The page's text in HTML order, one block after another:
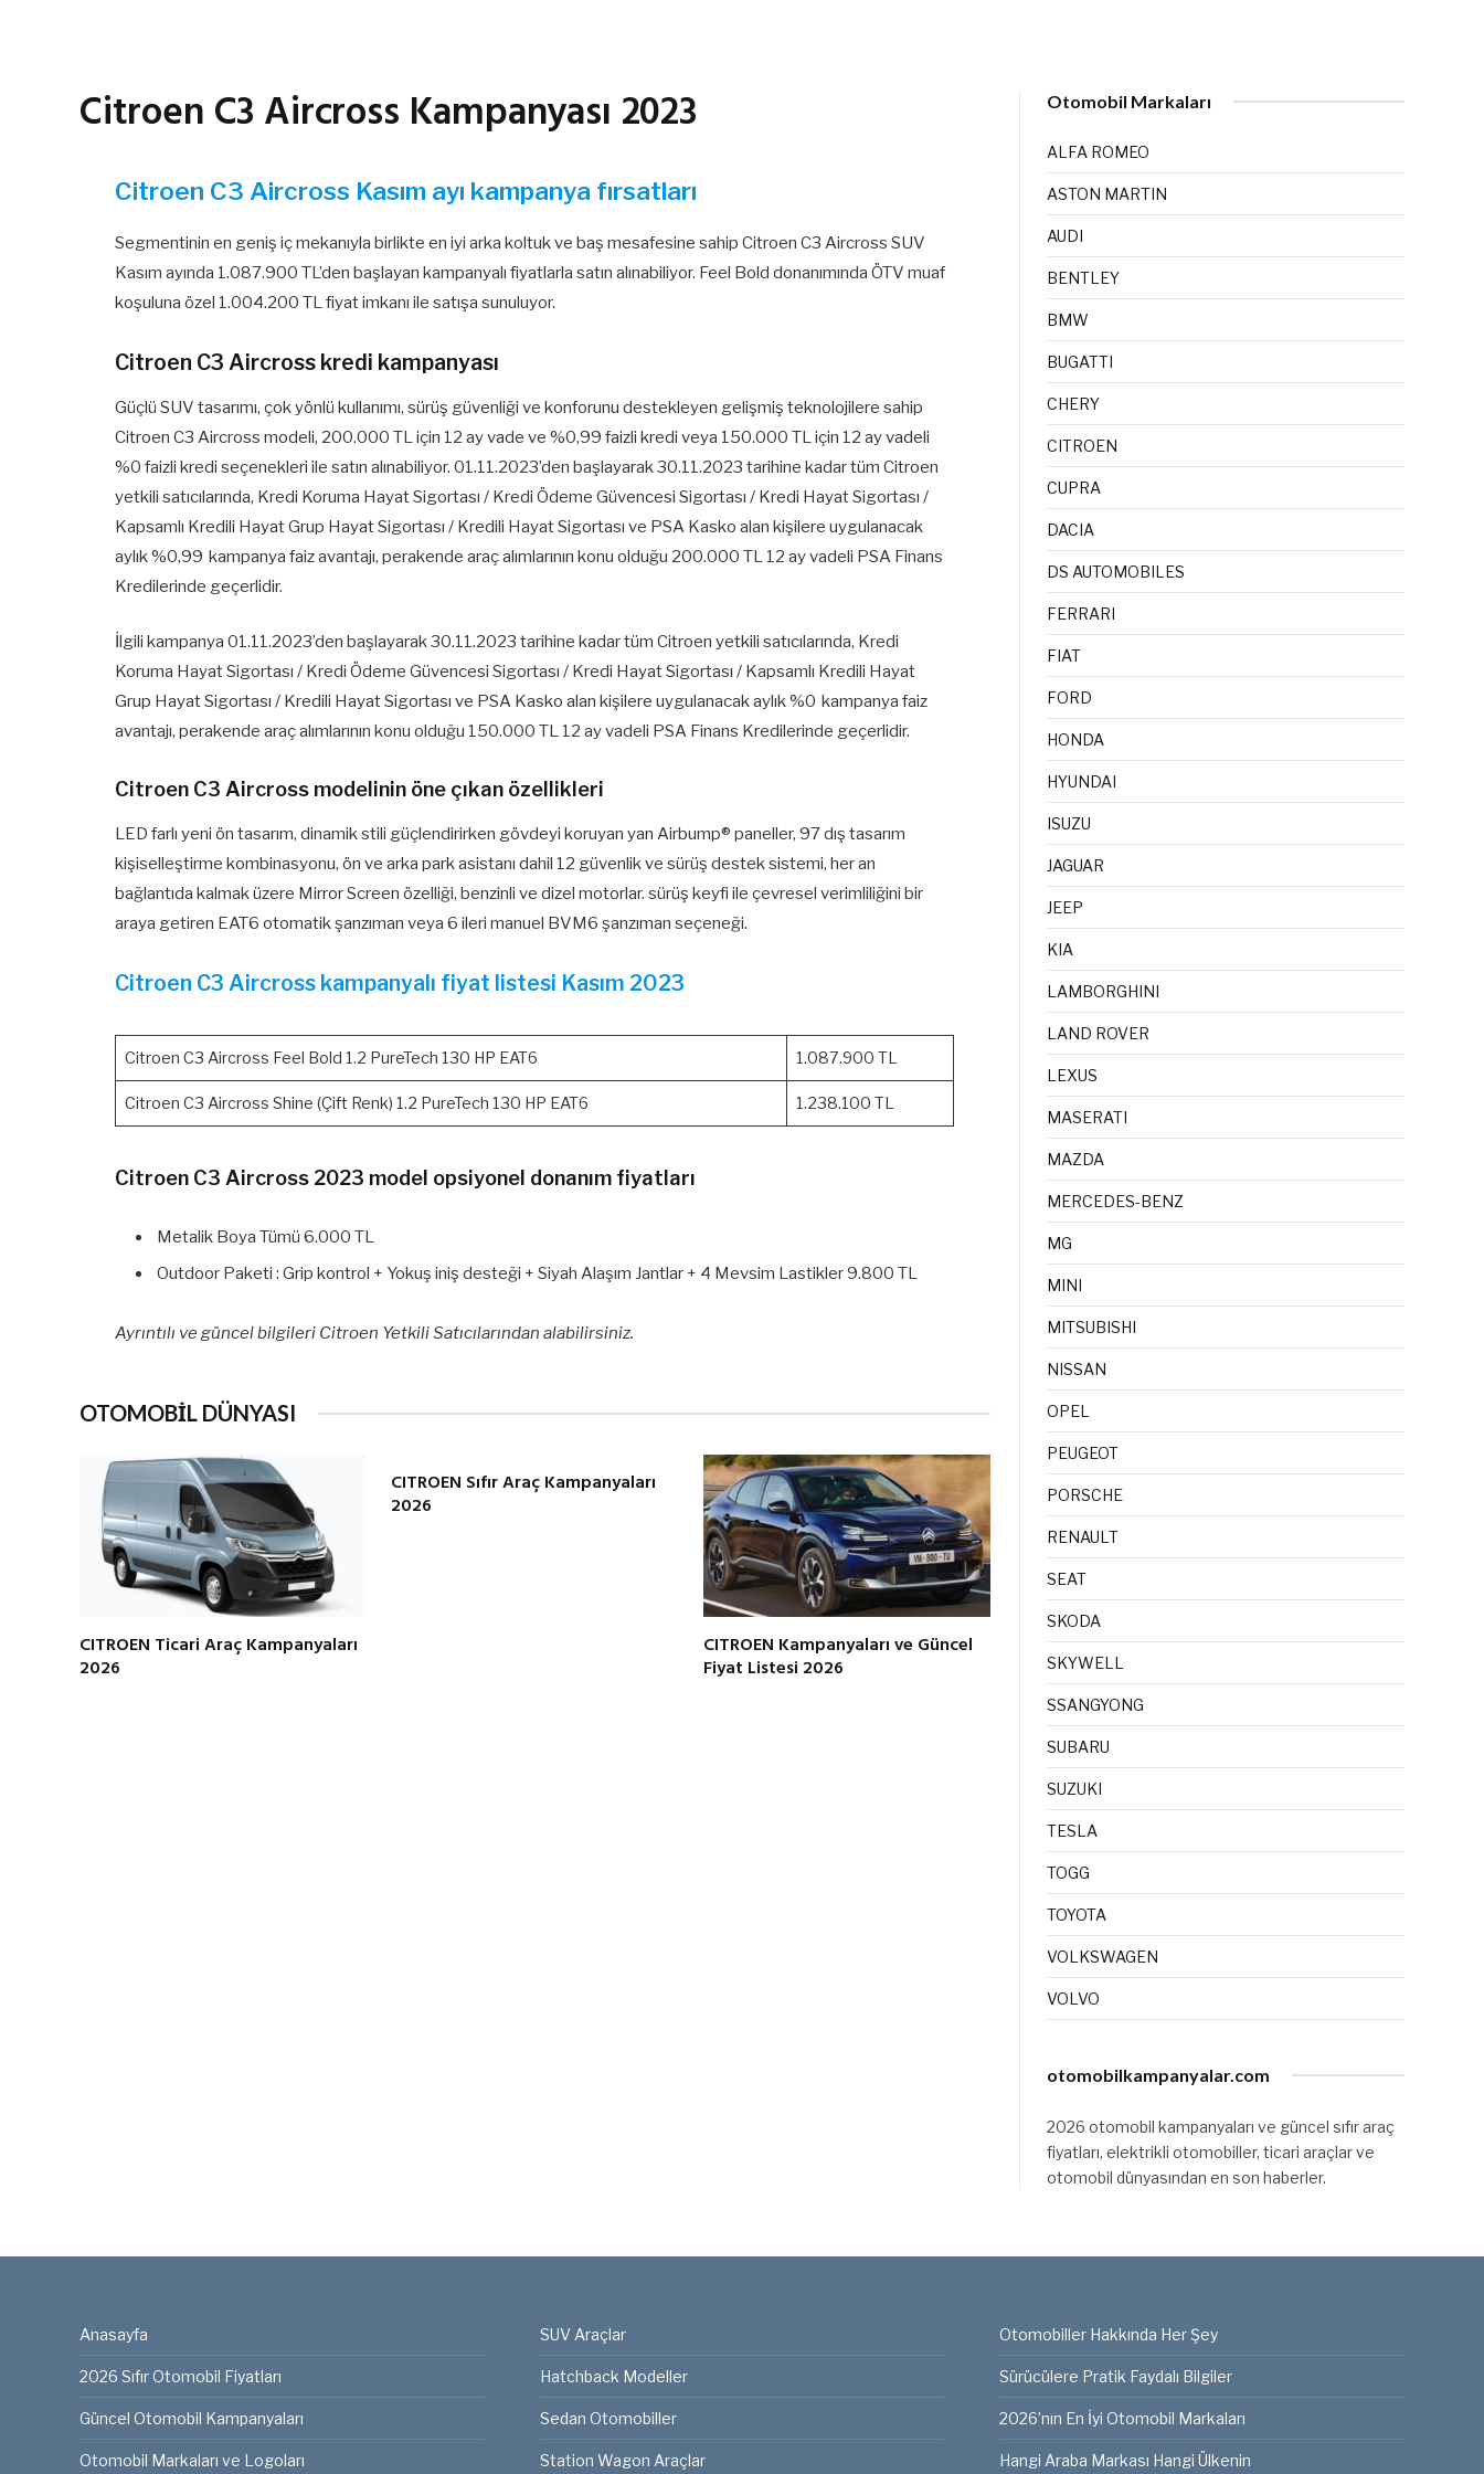
Citroen C3 Aircross Kampanyası 2023
Citroen C3 Aircross Kasım ayı kampanya fırsatları
Segmentinin en geniş iç mekanıyla birlikte en iyi arka koltuk ve baş mesafesine sahip Citroen C3 Aircross SUV
Kasım ayında 1.087.900 TL’den başlayan kampanyalı fiyatlarla satın alınabiliyor. Feel Bold donanımında ÖTV muaf
koşuluna özel 1.004.200 TL fiyat imkanı ile satışa sunuluyor.
Citroen C3 Aircross kredi kampanyası
Güçlü SUV tasarımı, çok yönlü kullanımı, sürüş güvenliği ve konforunu destekleyen gelişmiş teknolojilere sahip
Citroen C3 Aircross modeli, 200.000 TL için 12 ay vade ve %0,99 faizli kredi veya 150.000 TL için 12 ay vadeli
%0 faizli kredi seçenekleri ile satın alınabiliyor. 01.11.2023’den başlayarak 30.11.2023 tarihine kadar tüm Citroen
yetkili satıcılarında, Kredi Koruma Hayat Sigortası / Kredi Ödeme Güvencesi Sigortası / Kredi Hayat Sigortası /
Kapsamlı Kredili Hayat Grup Hayat Sigortası / Kredili Hayat Sigortası ve PSA Kasko alan kişilere uygulanacak
aylık %0,99 kampanya faiz avantajı, perakende araç alımlarının konu olduğu 200.000 TL 12 ay vadeli PSA Finans
Kredilerinde geçerlidir.
İlgili kampanya 01.11.2023’den başlayarak 30.11.2023 tarihine kadar tüm Citroen yetkili satıcılarında, Kredi
Koruma Hayat Sigortası / Kredi Ödeme Güvencesi Sigortası / Kredi Hayat Sigortası / Kapsamlı Kredili Hayat
Grup Hayat Sigortası / Kredili Hayat Sigortası ve PSA Kasko alan kişilere uygulanacak aylık %0 kampanya faiz
avantajı, perakende araç alımlarının konu olduğu 150.000 TL 12 ay vadeli PSA Finans Kredilerinde geçerlidir.
Citroen C3 Aircross modelinin öne çıkan özellikleri
LED farlı yeni ön tasarım, dinamik stili güçlendirirken gövdeyi koruyan yan Airbump® paneller, 97 dış tasarım
kişiselleştirme kombinasyonu, ön ve arka park asistanı dahil 12 güvenlik ve sürüş destek sistemi, her an
bağlantıda kalmak üzere Mirror Screen özelliği, benzinli ve dizel motorlar. sürüş keyfi ile çevresel verimliliğini bir
araya getiren EAT6 otomatik şanzıman veya 6 ileri manuel BVM6 şanzıman seçeneği.
Citroen C3 Aircross kampanyalı fiyat listesi Kasım 2023
Citroen C3 Aircross Feel Bold 1.2 PureTech 130 HP EAT6 1.087.900 TL
Citroen C3 Aircross Shine (Çift Renk) 1.2 PureTech 130 HP EAT6 1.238.100 TL
Citroen C3 Aircross 2023 model opsiyonel donanım fiyatları
Metalik Boya Tümü 6.000 TL
Outdoor Paketi : Grip kontrol + Yokuş iniş desteği + Siyah Alaşım Jantlar + 4 Mevsim Lastikler 9.800 TL
Ayrıntılı ve güncel bilgileri Citroen Yetkili Satıcılarından alabilirsiniz.
OTOMOBİL DÜNYASI
CITROEN Ticari Araç Kampanyaları
2026
CITROEN Sıfır Araç Kampanyaları
2026
CITROEN Kampanyaları ve Güncel
Fiyat Listesi 2026
Otomobil Markaları
ALFA ROMEO
ASTON MARTIN
AUDI
BENTLEY
BMW
BUGATTI
CHERY
CITROEN
CUPRA
DACIA
DS AUTOMOBILES
FERRARI
FIAT
FORD
HONDA
HYUNDAI
ISUZU
JAGUAR
JEEP
KIA
LAMBORGHINI
LAND ROVER
LEXUS
MASERATI
MAZDA
MERCEDES-BENZ
MG
MINI
MITSUBISHI
NISSAN
OPEL
PEUGEOT
PORSCHE
RENAULT
SEAT
SKODA
SKYWELL
SSANGYONG
SUBARU
SUZUKI
TESLA
TOGG
TOYOTA
VOLKSWAGEN
VOLVO
otomobilkampanyalar.com
2026 otomobil kampanyaları ve güncel sıfır araç
fiyatları, elektrikli otomobiller, ticari araçlar ve
otomobil dünyasından en son haberler.
Anasayfa
2026 Sıfır Otomobil Fiyatları
Güncel Otomobil Kampanyaları
Otomobil Markaları ve Logoları
SUV Araçlar
Hatchback Modeller
Sedan Otomobiller
Station Wagon Araçlar
Otomobiller Hakkında Her Şey
Sürücülere Pratik Faydalı Bilgiler
2026’nın En İyi Otomobil Markaları
Hangi Araba Markası Hangi Ülkenin